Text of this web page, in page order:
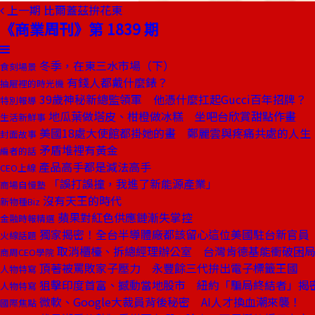
上一期 比爾蓋茲拚花東
《商業周刊》第 1839 期
食刻場景 冬季，在東三水市場（下）
抽屜裡的時光機 有錢人都戴什麼錶？
特別報導 39歲神秘新總監領軍 他憑什麼扛起Gucci百年招牌？
生活新鮮事 地瓜葉做塔皮、柑橙做冰糕 坐吧台欣賞甜點作畫
封面故事 美國18處大使館都掛她的畫 鄭麗雲與疼痛共處的人生
編者的話 矛盾堆裡有黃金
CEO上線 產品高手都是減法高手
商場自慢塾 「誤打誤撞，我進了新能源產業」
新物種Biz 沒有天王的時代
金融時報精選 蘋果對紅色供應鏈漸失掌控
火線話題 獨家揭密！全台半導體廠都該留心這位美國駐台新官員
商周CEO學院 取消櫃檯、拆總經理辦公室 台灣肯德基能衝破困
人物特寫 頂著被罵敗家子壓力 永豐餘三代拚出電子標籤王國
人物特寫 狙擊印度首富、撼動當地股市 紐約「騙局終結者」揭
國際焦點 微軟、Google大裁員背後秘密 AI人才換血潮來襲！